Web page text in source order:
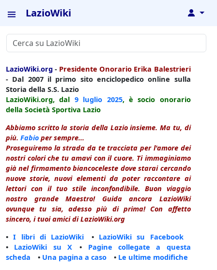
LazioWiki ↓
LazioWiki.org - Presidente Onorario Erika Balestrieri
- Dal 2007 il primo sito enciclopedico online sulla
Storia della S.S. Lazio
LazioWiki.org, dal 9 luglio 2025, è socio onorario
della Società Sportiva Lazio
Abbiamo scritto la storia della Lazio insieme. Ma tu, di
più. Fabio per sempre...
Proseguiremo la strada da te tracciata per l'amore dei
nostri colori che tu amavi con il cuore. Ti immaginiamo
già nel firmamento biancoceleste dove starai cercando
nuove storie, nuovi elementi da poter raccontare ai
lettori con il tuo stile inconfondibile. Buon viaggio
nostro grande Maestro! Guida ancora LazioWiki
ovunque tu sia, adesso più di prima! Con affetto
sincero, i tuoi amici di LazioWiki.org
•I libri di LazioWiki • LazioWiki su Facebook
• LazioWiki su X • Pagine collegate a questa
scheda • Una pagina a caso • Le ultime modifiche